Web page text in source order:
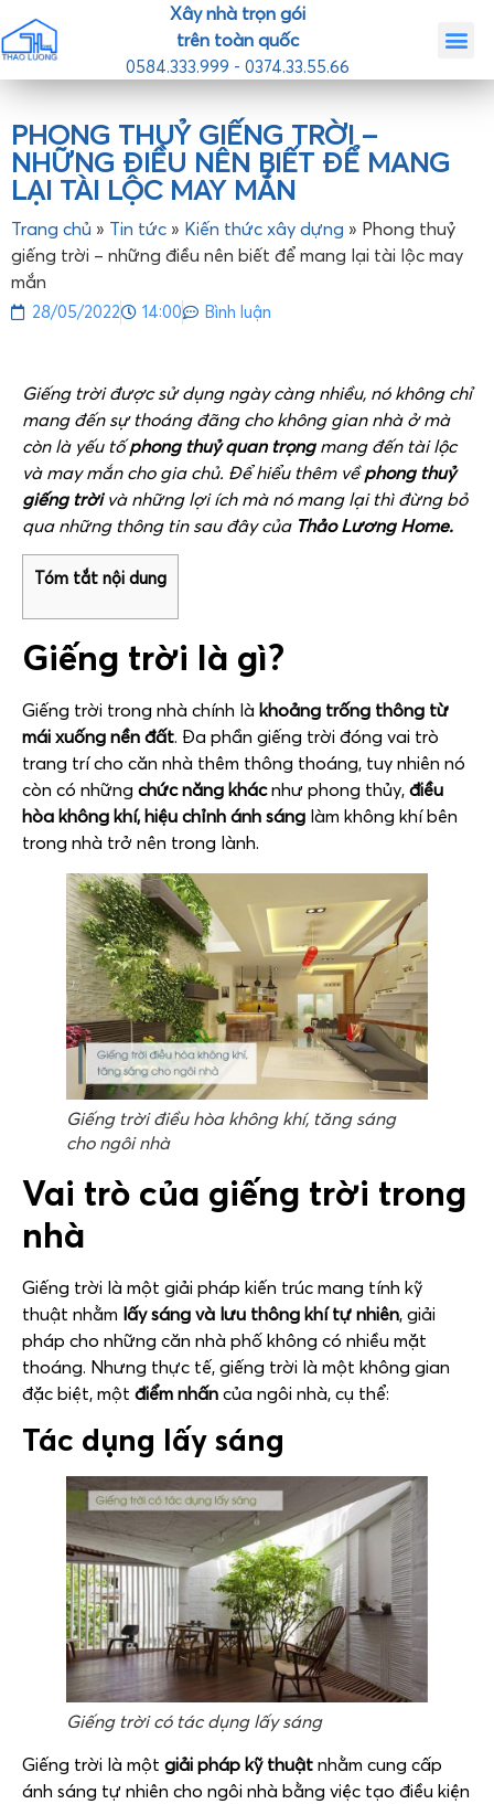
Xây nhà trọn gói
trên toàn quốc
0584.333.999 - 0374.33.55.66
PHONG THUỶ GIẾNG TRỜI –
NHỮNG ĐIỀU NÊN BIẾT ĐỂ MANG
LẠI TÀI LỘC MAY MẮN
Trang chủ » Tin tức » Kiến thức xây dựng » Phong thuỷ
giếng trời – những điều nên biết để mang lại tài lộc may
mắn
28/05/2022 14:00 Bình luận
Giếng trời được sử dụng ngày càng nhiều, nó không chỉ
mang đến sự thoáng đãng cho không gian nhà ở mà
còn là yếu tốphong thuỷ quan trọngmang đến tài lộc
và may mắn cho gia chủ. Để hiểu thêm vềphong thuỷ
giếng trờivà những lợi ích mà nó mang lại thì đừng bỏ
qua những thông tin sau đây củaThảo Lương Home.
Tóm tắt nội dung
Giếng trời là gì?
Giếng trời trong nhà chính là khoảng trống thông từ
mái xuống nền đất. Đa phần giếng trời đóng vai trò
trang trí cho căn nhà thêm thông thoáng, tuy nhiên nó
còn có những chức năng khácnhư phong thủy, điều
hòa không khí, hiệu chỉnh ánh sáng làm không khí bên
trong nhà trở nên trong lành.
Giếng trời điều hòa không khí, tăng sáng
cho ngôi nhà
Vai trò của giếng trời trong
nhà
Giếng trời là một giải pháp kiến trúc mang tính kỹ
thuật nhằm lấy sáng và lưu thông khí tự nhiên, giải
pháp cho những căn nhà phố không có nhiều mặt
thoáng. Nhưng thực tế, giếng trời là một không gian
đặc biệt, một điểm nhấn của ngôi nhà, cụ thể:
Tác dụng lấy sáng
Giếng trời có tác dụng lấy sáng
Giếng trời là một giải pháp kỹ thuật nhằm cung cấp
ánh sáng tự nhiên cho ngôi nhà bằng việc tạo điều kiện